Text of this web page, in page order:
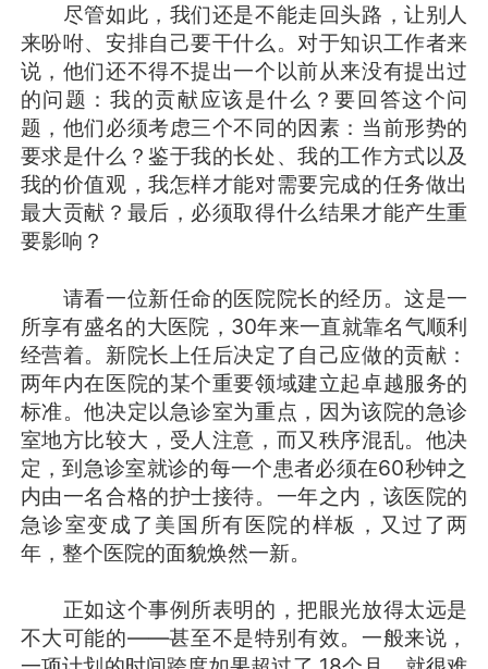
尽管如此，我们还是不能走回头路，让别人
来吩咐、安排自己要干什么。对于知识工作者来
说，他们还不得不提出一个以前从来没有提出过
的问题：我的贡献应该是什么？要回答这个问
题，他们必须考虑三个不同的因素：当前形势的
要求是什么？鉴于我的长处、我的工作方式以及
我的价值观，我怎样才能对需要完成的任务做出
最大贡献？最后，必须取得什么结果才能产生重
要影响？
请看一位新任命的医院院长的经历。这是一
所享有盛名的大医院，30年来一直就靠名气顺利
经营着。新院长上任后决定了自己应做的贡献：
两年内在医院的某个重要领域建立起卓越服务的
标准。他决定以急诊室为重点，因为该院的急诊
室地方比较大，受人注意，而又秩序混乱。他决
定，到急诊室就诊的每一个患者必须在60秒钟之
内由一名合格的护士接待。一年之内，该医院的
急诊室变成了美国所有医院的样板，又过了两
年，整个医院的面貌焕然一新。
正如这个事例所表明的，把眼光放得太远是
不大可能的——甚至不是特别有效。一般来说，